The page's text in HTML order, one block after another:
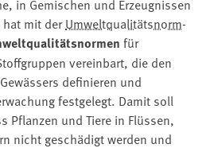
in Gemischen und Erzeugnissen
hat mit derUmweltqualitätsnorm-
für
vereinbart, die den
definieren und
festgelegt. Damit soll
Pflanzen und Tiere in Flüssen,
nicht geschädigt werden und